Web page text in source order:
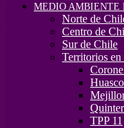
MEDIO AMBIENTE
Norte de
Centro de
Sur de Chile
Territorios en
Huasco
TPP 11